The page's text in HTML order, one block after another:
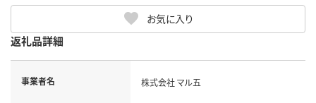
お気に入り
返礼品詳細
事業者名 株式会社 マル五